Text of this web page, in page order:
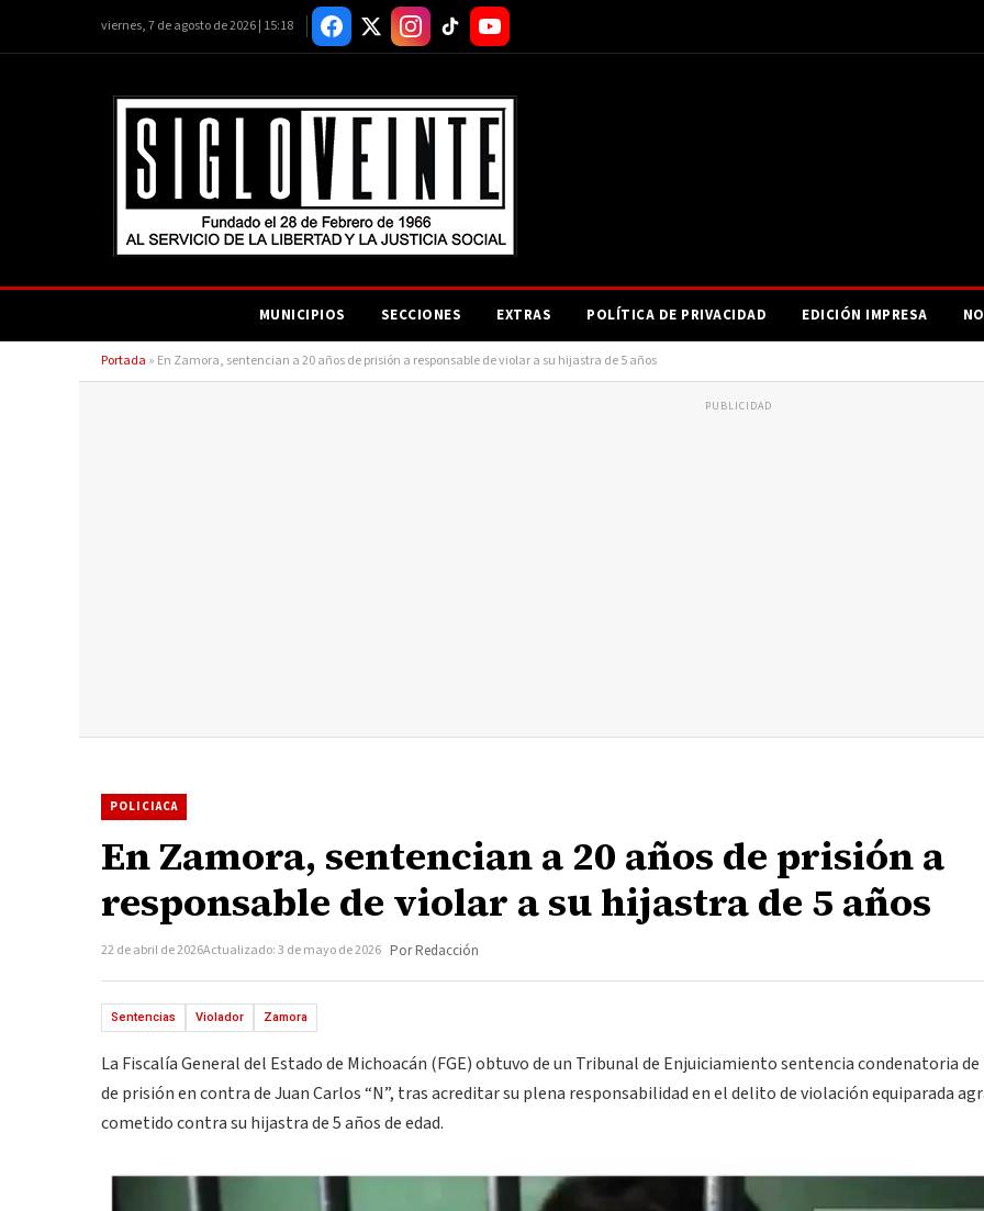
viernes, 7 de agosto de 2026 | 15:18
MUNICIPIOS SECCIONES EXTRAS POLÍTICA DE PRIVACIDAD EDICIÓN IMPRESA
Portada » En Zamora, sentencian a 20 años de prisión a responsable de violar a su hijastra de 5 años
PUBLICIDAD
POLICIACA
En Zamora, sentencian a 20 años de prisión a
responsable de violar a su hijastra de 5 años
22 de abril de 2026Actualizado: 3 de mayo de 2026 Por Redacción
Sentencias Violador Zamora
La Fiscalía General del Estado de Michoacán (FGE) obtuvo de un Tribunal de Enjuiciamiento sentencia condenatoria de
de prisión en contra de Juan Carlos “N”, tras acreditar su plena responsabilidad en el delito de violación equiparada
cometido contra su hijastra de 5 años de edad.